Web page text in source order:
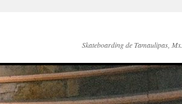
Skateboarding de Tamaulipas, Mx.